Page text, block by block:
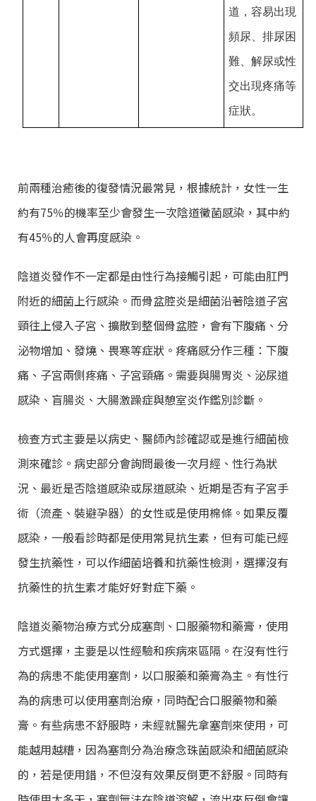
道，容易出現
頻尿、排尿困
難、解尿或性
交出現疼痛等
症狀。
前兩種治癒後的復發情況最常見，根據統計，女性一生
約有75％的機率至少會發生一次陰道黴菌感染，其中約
有45％的人會再度感染。
陰道炎發作不一定都是由性行為接觸引起，可能由肛門
附近的細菌上行感染。而骨盆腔炎是細菌沿著陰道子宮
頸往上侵入子宮、擴散到整個骨盆腔，會有下腹痛、分
泌物增加、發燒、畏寒等症狀。疼痛感分作三種：下腹
痛、子宮兩側疼痛、子宮頸痛。需要與腸胃炎、泌尿道
感染、盲腸炎、大腸激躁症與憩室炎作鑑別診斷。
檢查方式主要是以病史、醫師內診確認或是進行細菌檢
測來確診。病史部分會詢問最後一次月經、性行為狀
況、最近是否陰道感染或尿道感染、近期是否有子宮手
術（流產、裝避孕器）的女性或是使用棉條。如果反覆
感染，一般看診時都是使用常見抗生素，但有可能已經
發生抗藥性，可以作細菌培養和抗藥性檢測，選擇沒有
抗藥性的抗生素才能好好對症下藥。
陰道炎藥物治療方式分成塞劑、口服藥物和藥膏，使用
方式選擇，主要是以性經驗和疾病來區隔。在沒有性行
為的病患不能使用塞劑，以口服藥和藥膏為主。有性行
為的病患可以使用塞劑治療，同時配合口服藥物和藥
膏。有些病患不舒服時，未經就醫先拿塞劑來使用，可
能越用越糟，因為塞劑分為治療念珠菌感染和細菌感染
的，若是使用錯，不但沒有效果反倒更不舒服。同時有